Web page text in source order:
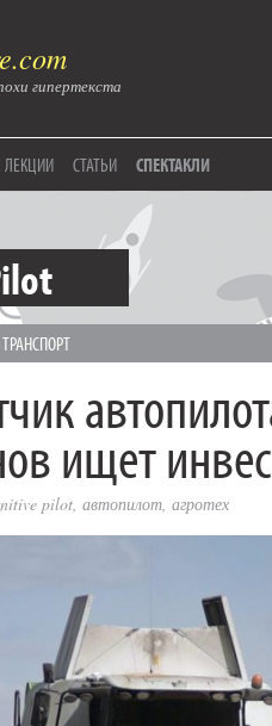
гипертекста
ЛЕКЦИИ СТАТЬИ СПЕКТАКЛИ
ТРАНСПОРТ
ищет
pilot, автопилот, агротех